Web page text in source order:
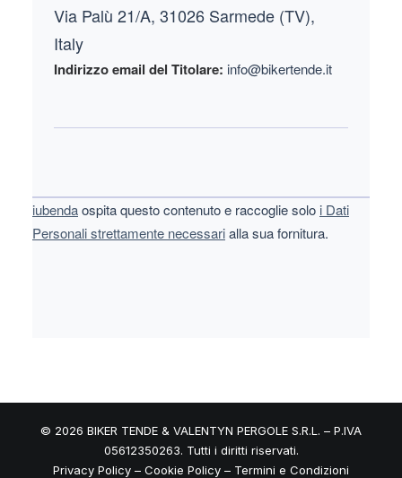
Via Palù 21/A, 31026 Sarmede (TV),
Italy
Indirizzo email del Titolare: info@bikertende.it
iubendaospita questo contenuto e raccoglie solo i Dati
Personali strettamente necessarialla sua fornitura.
© 2026 BIKER TENDE & VALENTYN PERGOLE S.R.L. – P.IVA
05612350263. Tutti i diritti riservati.
Privacy Policy – Cookie Policy – Termini e Condizioni